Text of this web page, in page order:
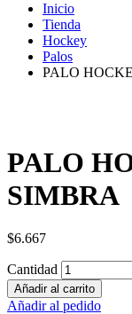
Inicio
Tienda
Hockey
Palos
PALO
PALO
SIMBRA
$6.667
Cantidad
Añadir al carrito
Añadir al pedido